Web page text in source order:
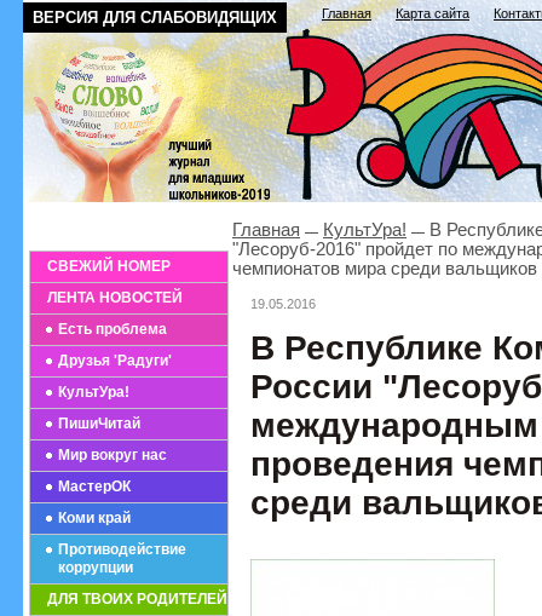
ВЕРСИЯ ДЛЯ СЛАБОВИДЯЩИХ Главная Карта сайта
СВЕЖИЙ НОМЕР
ЛЕНТА НОВОСТЕЙ
Есть проблема
Друзья 'Радуги'
КультУра!
ПишиЧитай
Мир вокруг нас
МастерОК
Коми край
Противодействие
коррупции
ДЛЯ ТВОИХ РОДИТЕЛЕЙ
Главная КультУра!
В
"Лесоруб-2016" пройдет по
чемпионатов мира среди вальщиков
19.05.2016
В Республике
России
международным
проведения
среди